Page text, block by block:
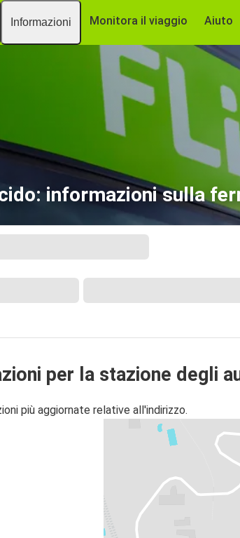
Informazioni Monitora il viaggio Aiuto
informazioni sulla
per la stazione degli
più aggiornate relative all'indirizzo.